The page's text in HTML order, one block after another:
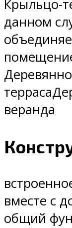
Крыльцо-
данном
веранда
вместе с
общий